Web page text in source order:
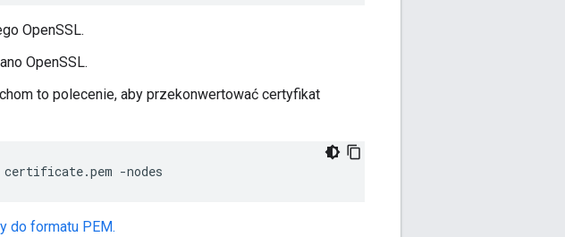
OpenSSL.
OpenSSL.
to polecenie, aby przekonwertować certyfikat
-nodes
do formatu PEM.